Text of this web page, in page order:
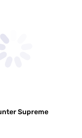
Supreme